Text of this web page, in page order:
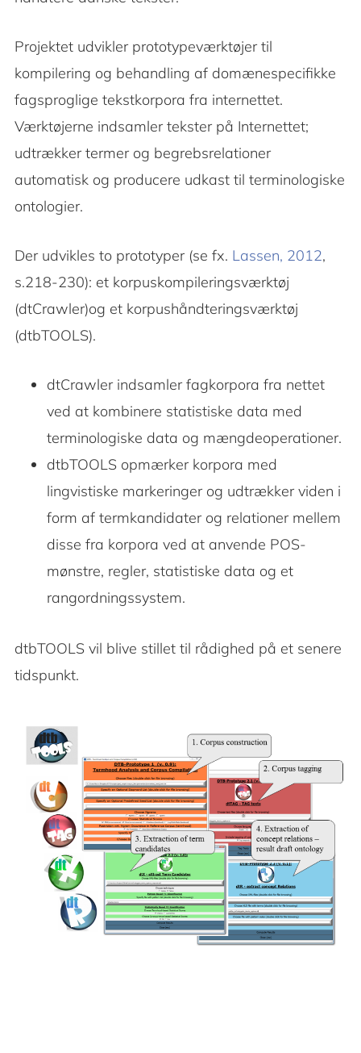
Projektet udvikler prototypeværktøjer til
kompilering og behandling af domænespecifikke
fagsproglige tekstkorpora fra internettet.
Værktøjerne indsamler tekster på Internettet;
udtrækker termer og begrebsrelationer
automatisk og producere udkast til terminologiske
ontologier.
Der udvikles to prototyper (se fx. Lassen, 2012,
s.218-230): et korpuskompileringsværktøj
(dtCrawler)og et korpushåndteringsværktøj
(dtbTOOLS).
dtCrawler indsamler fagkorpora fra nettet
ved at kombinere statistiske data med
terminologiske data og mængdeoperationer.
dtbTOOLS opmærker korpora med
lingvistiske markeringer og udtrækker viden i
form af termkandidater og relationer mellem
disse fra korpora ved at anvende POS-
mønstre, regler, statistiske data og et
rangordningssystem.
dtbTOOLS vil blive stillet til rådighed på et senere
tidspunkt.